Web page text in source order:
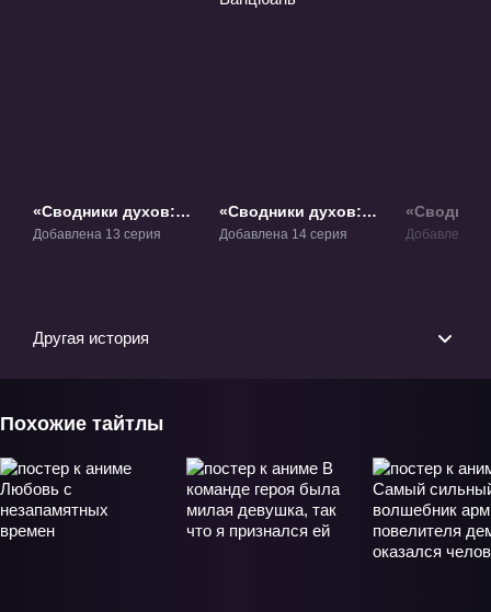
«Сводники духов:
Лисьи свахи» ТВ-1
Добавлена 13 серия
«Сводники духов:
Лисьи свахи -
Добавлена 14 серия
Лисьи
Добавлена
Другая история
Похожие тайтлы